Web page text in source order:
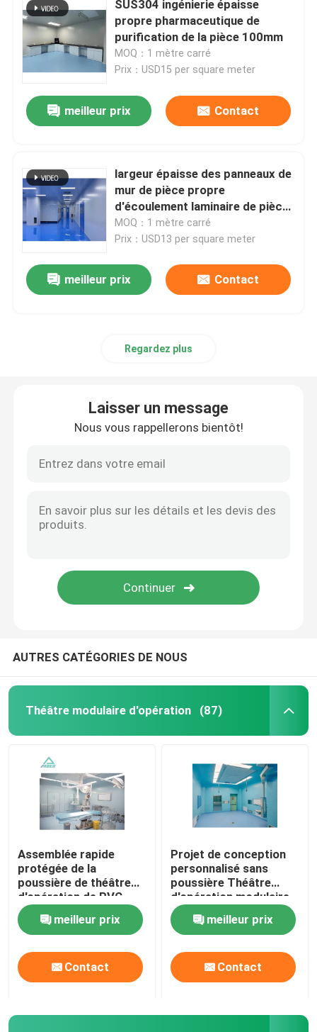
Panneaux "sandwich" de mur
douche d'air d'acier inoxydable
Boîte de passage d'acier inoxydable
Unité de filtre de ventilateur
Évier médical d'acier inoxydable
SUS304 ingénierie épaisse
propre pharmaceutique de
purification de la pièce 100mm
MOQ：1 mètre carré
Prix：USD15 per square meter
meilleur prix Contact
largeur épaisse des panneaux de
mur de pièce propre
d'écoulement laminaire de pièce
propre de 75mm LAF 1180mm
MOQ：1 mètre carré
Prix：USD13 per square meter
meilleur prix Contact
Regardez plus
Laisser un message
Nous vous rappellerons bientôt!
AUTRES CATÉGORIES DE NOUS
Théâtre modulaire d'opération (87)
Assemblée rapide
protégée de la
poussière de théâtre
d'opération de PVC
Digital avec la porte
coulissante
automatique
meilleur prix
Contact
Projet de conception
personnalisé sans
poussière Théâtre
d'opération modulaire
meilleur prix
Contact